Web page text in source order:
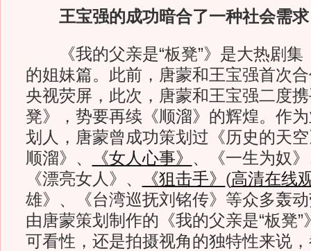
王宝强的成功暗合了一种社会需求
《我的父亲是“板凳”》是大热剧集
的姐妹篇。此前，唐蒙和王宝强首次
央视荧屏，此次，唐蒙和王宝强二度
凳》，势要再续《顺溜》的辉煌。作
划人，唐蒙曾成功策划过《历史的天
顺溜》、
《女人心事》 、《一生为奴
《漂亮女人》、
《狙击手》 (高清在线
雄》、《台湾巡抚刘铭传》等众多轰
由唐蒙策划制作的《我的父亲是“板凳
可看性，还是拍摄视角的独特性来说